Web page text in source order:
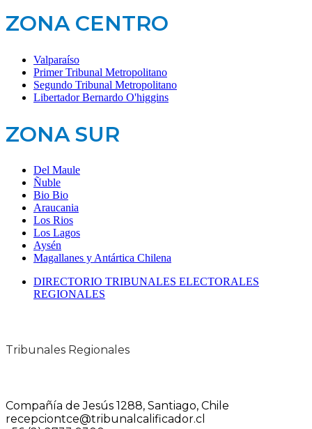
ZONA CENTRO
Valparaíso
Primer Tribunal Metropolitano
Segundo Tribunal Metropolitano
Libertador Bernardo O'higgins
ZONA SUR
Del Maule
Ñuble
Bio Bio
Araucania
Los Rios
Los Lagos
Aysén
Magallanes y Antártica Chilena
DIRECTORIO TRIBUNALES ELECTORALES
REGIONALES
Tribunales Regionales
Compañía de Jesús 1288, Santiago, Chile
recepciontce@tribunalcalificador.cl